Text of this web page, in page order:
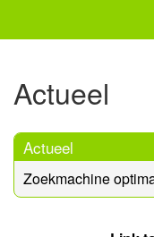
Actueel
Actueel
Zoekmachine